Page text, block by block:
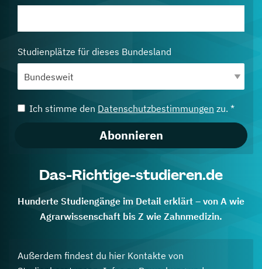
Studienplätze für dieses Bundesland
Ich stimme den Datenschutzbestimmungen zu. *
Abonnieren
Das-Richtige-studieren.de
Hunderte Studiengänge im Detail erklärt – von A wie
Agrarwissenschaft bis Z wie Zahnmedizin.
Außerdem findest du hier Kontakte von